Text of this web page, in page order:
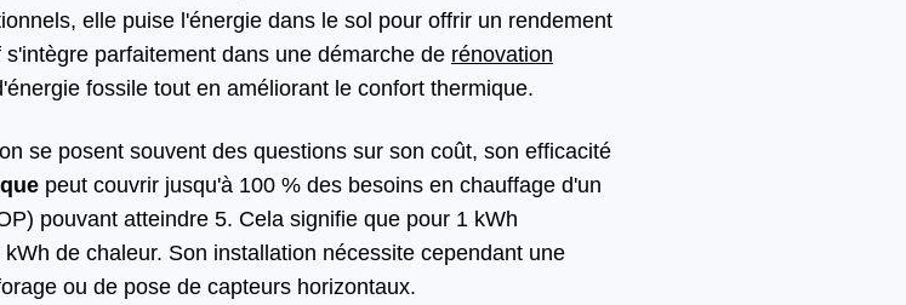
elle puise l'énergie dans le sol pour offrir un rendement
parfaitement dans une démarche de rénovation
fossile tout en améliorant le confort thermique.
se posent souvent des questions sur son coût, son efficacité
peut couvrir jusqu'à 100 % des besoins en chauffage d'un
pouvant atteindre 5. Cela signifie que pour 1 kWh
de chaleur. Son installation nécessite cependant une
ou de pose de capteurs horizontaux.